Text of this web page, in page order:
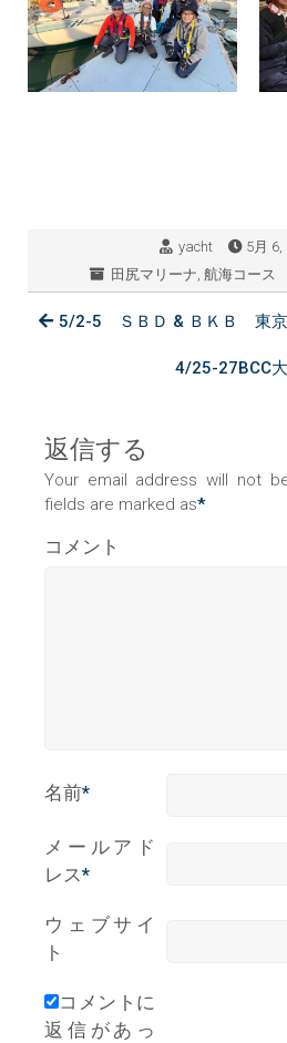
yacht
5月 6,
田尻マリーナ, 航海コース
5/2-5 ＳＢＤ & ＢＫＢ 東京
4/25-27BCC
返信する
Your email address will not
fields are marked as*
コメント
名前*
メールアド
レス*
ウェブサイ
ト
コメントに
返信があっ